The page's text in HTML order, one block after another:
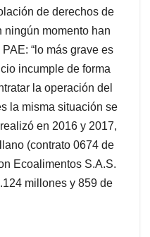
de derechos de
ningún momento han
“lo más grave es
incumple de forma
la operación del
la misma situación se
en 2016 y 2017,
(contrato 0674 de
Ecoalimentos S.A.S.
millones y 859 de